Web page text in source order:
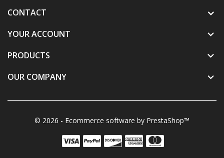
CONTACT
YOUR ACCOUNT

PRODUCTS 
OUR COMPANY 
© 2026 - Ecommerce software by PrestaShop™